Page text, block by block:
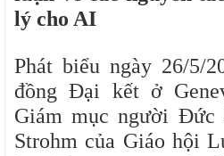
lý cho AI
Phát biểu ngày 26/5/
đồng Đại kết ở
Giám mục người Đức
Strohm của Giáo hội